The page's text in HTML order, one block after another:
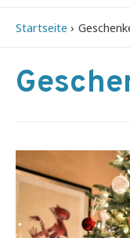
Startseite